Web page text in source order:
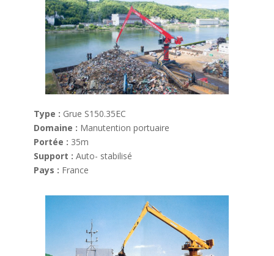
Type : Grue S150.35EC
Domaine : Manutention portuaire
Portée : 35m
Support : Auto- stabilisé
Pays : France